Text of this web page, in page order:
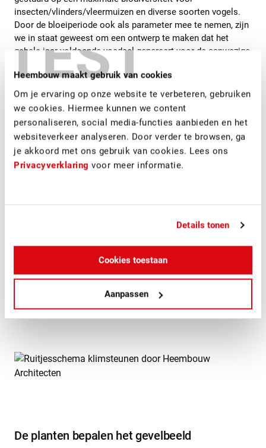
TEST
Heembouw maakt gebruik van cookies
Om je ervaring op onze website te verbeteren, gebruiken
we cookies. Hiermee kunnen we content
personaliseren, social media-functies aanbieden en het
websiteverkeer analyseren. Door verder te browsen, ga
je akkoord met ons gebruik van cookies. Lees ons
Privacyverklaring voor meer informatie.
Details tonen
Cookies toestaan
Aanpassen
insecten/vlinders/vleermuizen en diverse soorten vogels.
Door de bloeiperiode ook als parameter mee te nemen, zijn
we in staat geweest om een ontwerp te maken dat het
gehele jaar voldoende voedsel genereert voor de aanwezige
bijen, vlinders, vogels en vleermuizen. Voor de groengevel
wilden we de planten zoveel mogelijk in willekeurige
volgorde laten groeien, zolang de planten maar passen op
de plek waar ze bedacht zijn. Dus planten die geschikt zijn
voor de zuidgevel, komen ook alleen op de zuidgevel. Met
mijn collega’s Ruben van Duijn en Paul Kuijt van het team
Parametrisch Ontwerpen, is het script gemaakt om te
bepalen welke plant waar moet komen.
groeihoogte en windgevoeligheid zorgen uiteindelijk
de gevel en dus het beste ontwerp! We hebben uiteindelijk
dus behoorlijk wat data in een script ingevoerd om te sturen
op willekeur en biodiversiteit. Aan de hand van alle data zijn
optimale variant is gekozen.
De planten bepalen het gevelbeeld